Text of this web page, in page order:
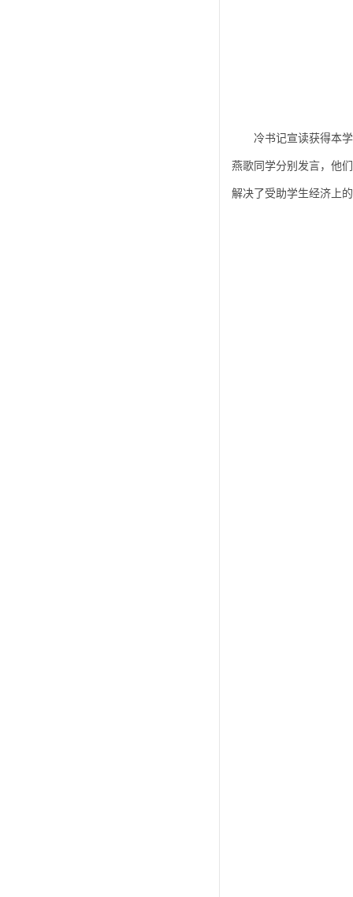
冷书记宣读获得本
燕歌同学分别发言，他
解决了受助学生经济上